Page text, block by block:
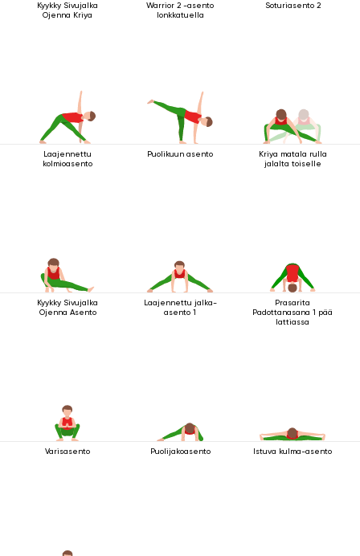
Kyykky Sivujalka
Ojenna Kriya
Warrior 2 -asento
lonkkatuella
Soturiasento 2
Laajennettu
kolmioasento
Puolikuun asento
Kriya matala rulla
jalalta toiselle
Kyykky Sivujalka
Ojenna Asento
Laajennettu jalka-
asento 1
Prasarita
Padottanasana 1 pää
lattiassa
Varisasento Puolijakoasento Istuva kulma-asento